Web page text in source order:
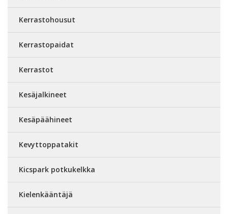
Kerrastohousut
Kerrastopaidat
Kerrastot
Kesäjalkineet
Kesäpäähineet
Kevyttoppatakit
Kicspark potkukelkka
Kielenkääntäjä